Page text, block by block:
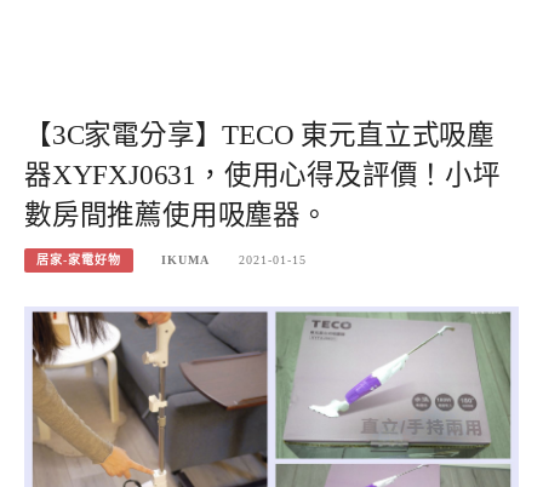
【3C家電分享】TECO 東元直立式吸塵
器XYFXJ0631，使用心得及評價！小坪
數房間推薦使用吸塵器。
居家-家電好物 IKUMA 2021-01-15